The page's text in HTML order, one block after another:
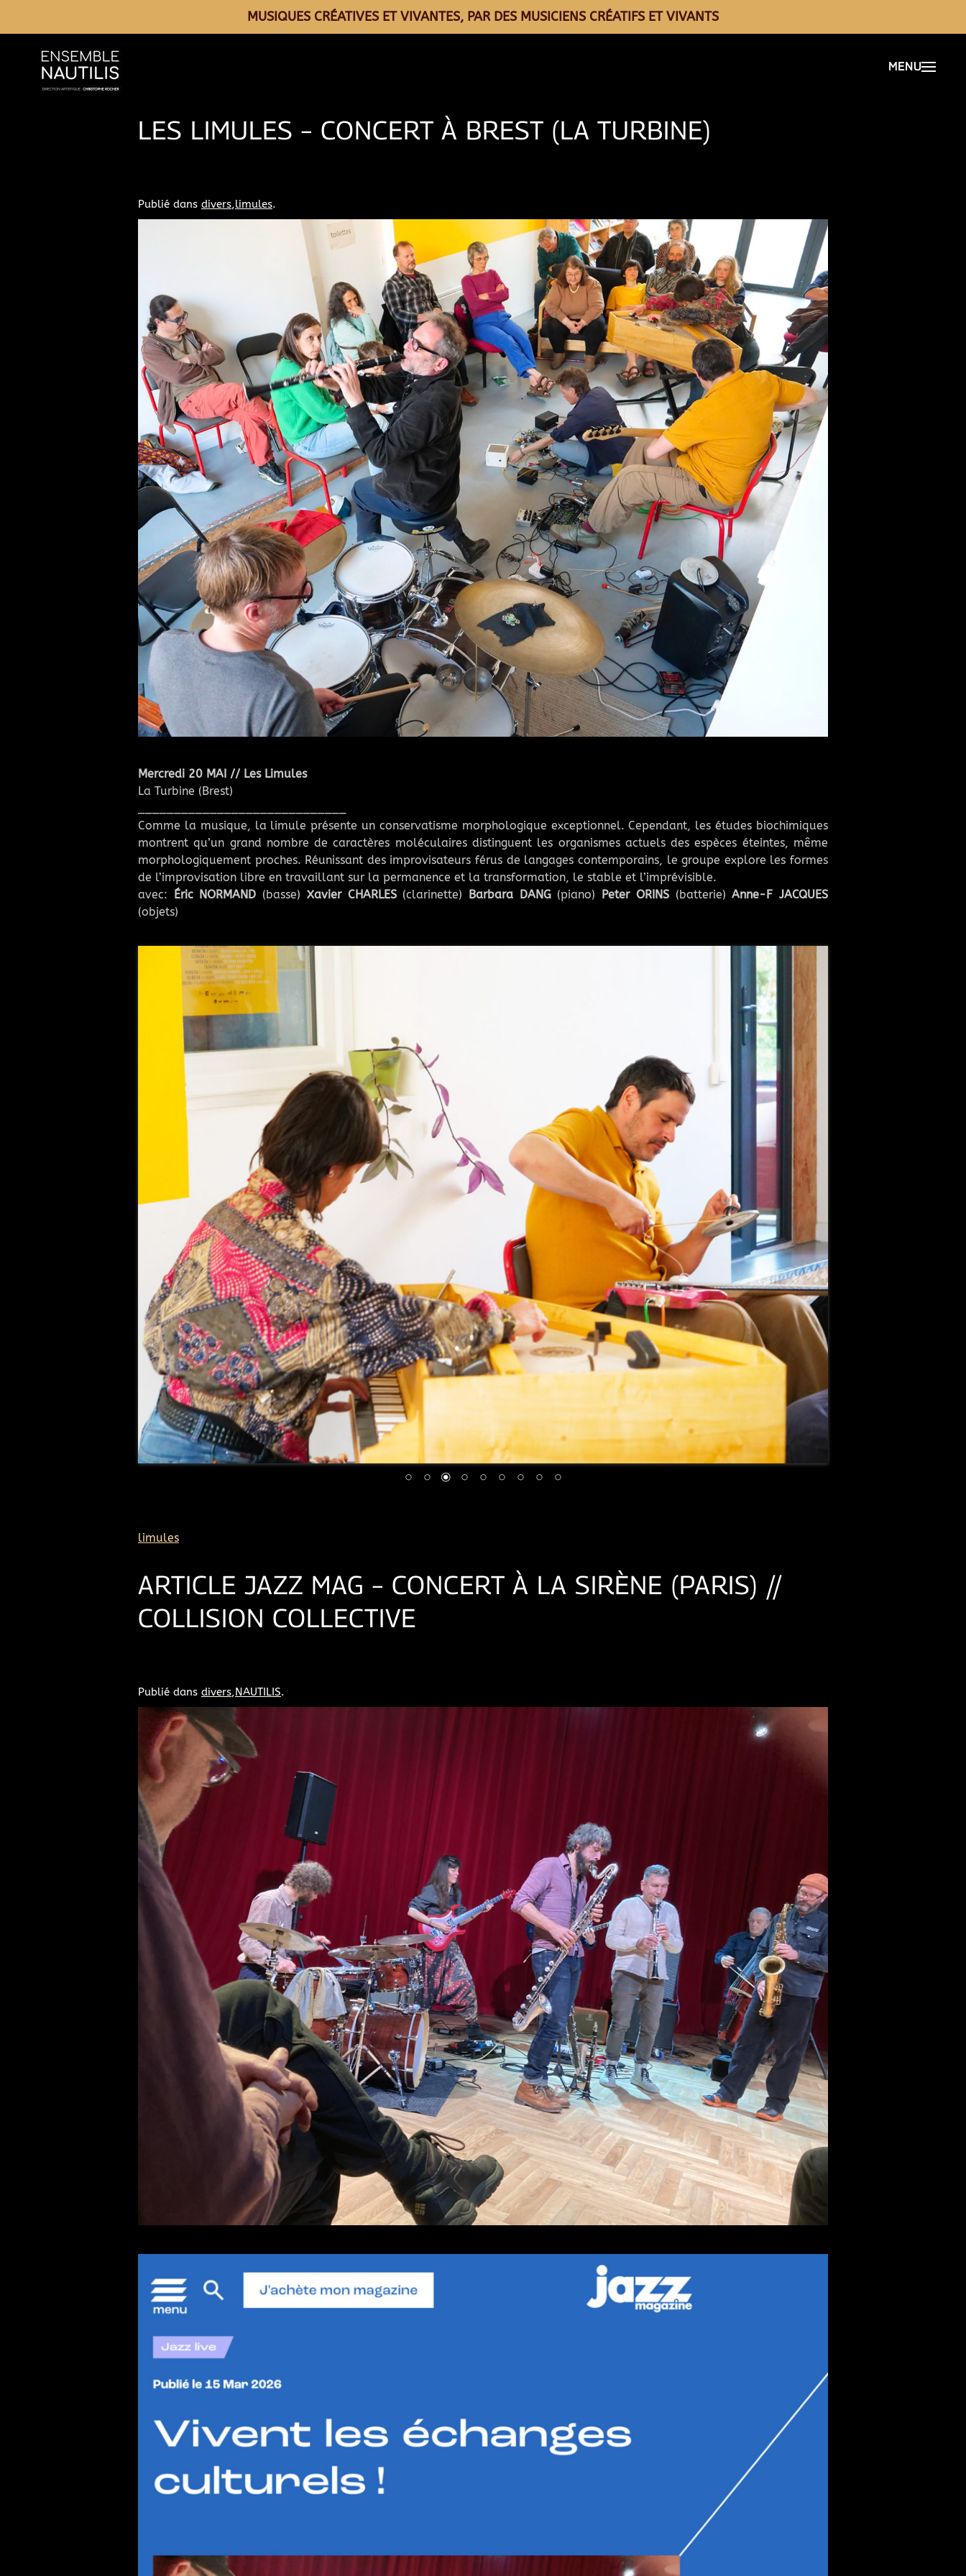
MUSIQUES CRÉATIVES ET VIVANTES, PAR DES MUSICIENS CRÉATIFS ET VIVANTS
LES LIMULES – CONCERT À BREST (LA TURBINE)
Publié dans divers,limules.
Mercredi 20 MAI // Les Limules
La Turbine (Brest)
Comme la musique, la limule présente un conservatisme morphologique exceptionnel. Cependant, les études biochimiques
montrent qu’un grand nombre de caractères moléculaires distinguent les organismes actuels des espèces éteintes, même
morphologiquement proches. Réunissant des improvisateurs férus de langages contemporains, le groupe explore les formes
de l’improvisation libre en travaillant sur la permanence et la transformation, le stable et l’imprévisible.
avec:
Éric NORMAND (basse) Xavier CHARLES(clarinette) Barbara DANG(piano) Peter ORINS(batterie)Anne-F JACQUES
(objets)
limules
ARTICLE JAZZ MAG – CONCERT À LA SIRÈNE (PARIS) //
COLLISION COLLECTIVE
Publié dans divers,NAUTILIS.